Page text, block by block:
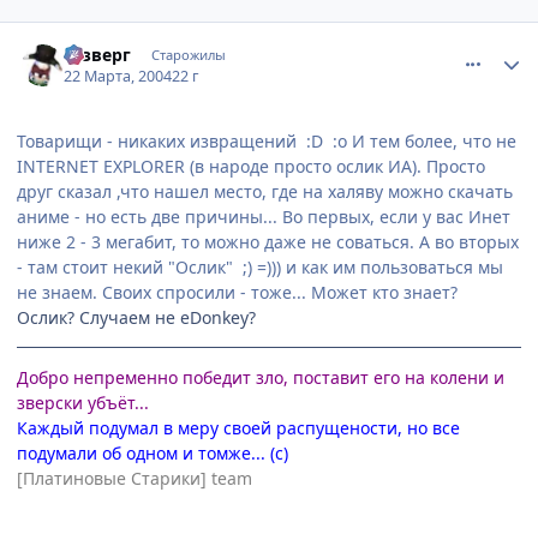
Юзверг Старожилы
22 Марта, 200422 г
Товарищи - никаких извращений :D :o И тем более, что не
INTERNET EXPLORER (в народе просто ослик ИА). Просто
друг сказал ,что нашел место, где на халяву можно скачать
аниме - но есть две причины... Во первых, если у вас Инет
ниже 2 - 3 мегабит, то можно даже не соваться. А во вторых
- там стоит некий "Ослик" ;) =))) и как им пользоваться мы
не знаем. Своих спросили - тоже... Может кто знает?
Ослик? Случаем не eDonkey?
Добро непременно победит зло, поставит его на колени и
зверски убъёт...
Каждый подумал в меру своей распущености, но все
подумали об одном и томже... (с)
[Платиновые Старики] team